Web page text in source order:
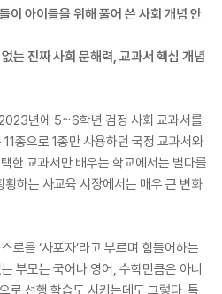
이 아이들을 위해 풀어 쓴 사회 개념 안
는 진짜 사회 문해력, 교과서 핵심 개념
년에 5~6학년 검정 사회 교과서를
종으로 1종만 사용하던 국정 교과서와
한 교과서만 배우는 학교에서는 별다를
하는 사교육 시장에서는 매우 큰 변화
로를 ‘사포자’라고 부르며 힘들어하는
부모는 국어나 영어, 수학만큼은 아니
로 선행 학습도 시키는데도 그렇다. 특